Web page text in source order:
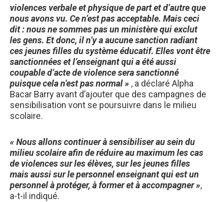
violences verbale et physique de part et d’autre que
nous avons vu. Ce n’est pas acceptable. Mais ceci
dit : nous ne sommes pas un ministère qui exclut
les gens. Et donc, il n’y a aucune sanction radiant
ces jeunes filles du système éducatif. Elles vont être
sanctionnées et l’enseignant qui a été aussi
coupable d’acte de violence sera sanctionné
puisque cela n’est pas normal » , a déclaré Alpha
Bacar Barry avant d’ajouter que des campagnes de
sensibilisation vont se poursuivre dans le milieu
scolaire.
« Nous allons continuer à sensibiliser au sein du
milieu scolaire afin de réduire au maximum les cas
de violences sur les élèves, sur les jeunes filles
mais aussi sur le personnel enseignant qui est un
personnel à protéger, à former et à accompagner »,
a-t-il indiqué.